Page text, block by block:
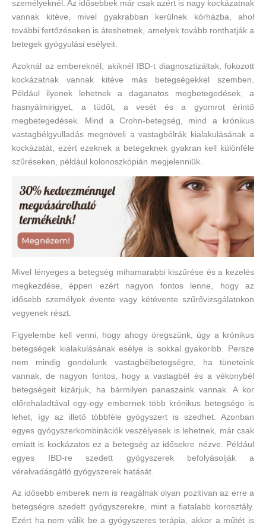
személyeknél. Az idősebbek már csak azért is nagy kockázatnak
vannak kitéve, mivel gyakrabban kerülnek kórházba, ahol
további fertőzéseken is áteshetnek, amelyek tovább ronthatják a
betegek gyógyulási esélyeit.
Azoknál az embereknél, akiknél IBD-t diagnosztizáltak, fokozott
kockázatnak vannak kitéve más betegségekkel szemben.
Például ilyenek lehetnek a daganatos megbetegedések, a
hasnyálmirigyet, a tüdőt, a vesét és a gyomrot érintő
megbetegedések. Mind a Crohn-betegség, mind a krónikus
vastagbélgyulladás megnöveli a vastagbélrák kialakulásának a
kockázatát, ezért ezeknek a betegeknek gyakran kell különféle
szűréseken, például kolonoszkópián megjelenniük.
Mivel lényeges a betegség mihamarabbi kiszűrése és a kezelés
megkezdése, éppen ezért nagyon fontos lenne, hogy az
idősebb személyek évente vagy kétévente szűrővizsgálatokon
vegyenek részt.
Figyelembe kell venni, hogy ahogy öregszünk, úgy a krónikus
betegségek kialakulásának esélye is sokkal gyakoribb. Persze
nem mindig gondolunk vastagbélbetegségre, ha tüneteink
vannak, de nagyon fontos, hogy a vastagbél és a vékonybél
betegségeit kizárjuk, ha bármilyen panaszaink vannak. A kor
előrehaladtával egy-egy embernek több krónikus betegsége is
lehet, így az illető többféle gyógyszert is szedhet. Azonban
egyes gyógyszerkombinációk veszélyesek is lehetnek, már csak
emiatt is kockázatos ez a betegség az idősekre nézve. Például
egyes IBD-re szedett gyógyszerek befolyásolják a
véralvadásgátló gyógyszerek hatását.
Az idősebb emberek nem is reagálnak olyan pozitívan az erre a
betegségre szedett gyógyszerekre, mint a fiatalabb korosztály.
Ezért ha nem válik be a gyógyszeres terápia, akkor a műtét is